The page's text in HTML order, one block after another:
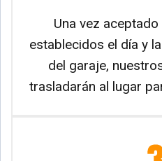
Una vez
establecidos el día y
del garaje,
trasladarán al lugar